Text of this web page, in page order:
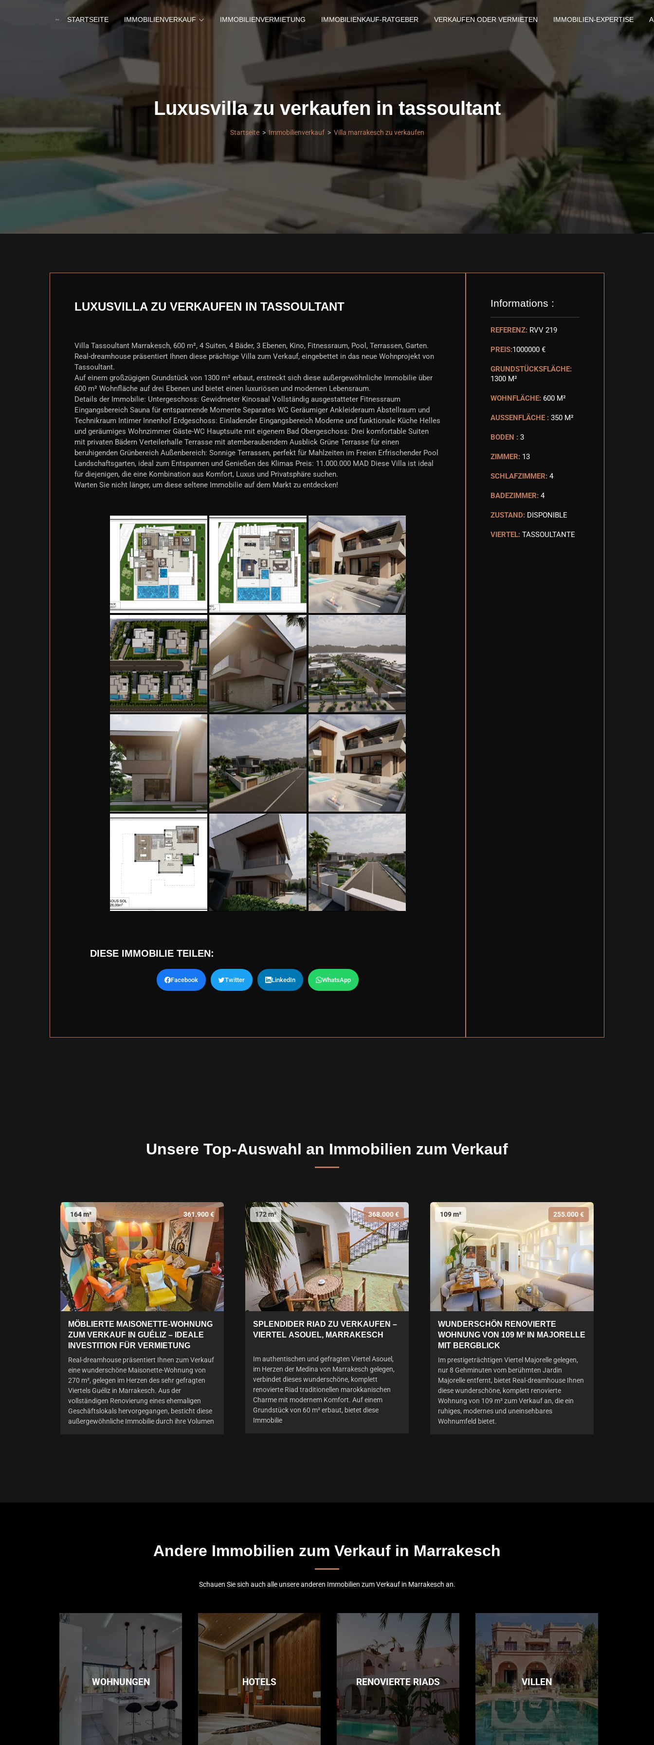
STARTSEITE IMMOBILIENVERKAUF IMMOBILIENVERMIETUNG IMMOBILIENKAUF-RATGEBER VERKAUFEN ODER VERMIETEN IMMOBILIEN-EXPERTISE
Luxusvilla zu verkaufen in tassoultant
Startseite Immobilienverkauf Villa marrakesch zu verkaufen
LUXUSVILLA ZU VERKAUFEN IN TASSOULTANT
Villa Tassoultant Marrakesch, 600 m², 4 Suiten, 4 Bäder, 3 Ebenen, Kino, Fitnessraum, Pool, Terrassen, Garten.
Real-dreamhouse präsentiert Ihnen diese prächtige Villa zum Verkauf, eingebettet in das neue Wohnprojekt von
Tassoultant.
Auf einem großzügigen Grundstück von 1300 m² erbaut, erstreckt sich diese außergewöhnliche Immobilie über
600 m² Wohnfläche auf drei Ebenen und bietet einen luxuriösen und modernen Lebensraum.
Details der Immobilie: Untergeschoss: Gewidmeter Kinosaal Vollständig ausgestatteter Fitnessraum
Eingangsbereich Sauna für entspannende Momente Separates WC Geräumiger Ankleideraum Abstellraum und
Technikraum Intimer Innenhof Erdgeschoss: Einladender Eingangsbereich Moderne und funktionale Küche Helles
und geräumiges Wohnzimmer Gäste-WC Hauptsuite mit eigenem Bad Obergeschoss: Drei komfortable Suiten
mit privaten Bädern Verteilerhalle Terrasse mit atemberaubendem Ausblick Grüne Terrasse für einen
beruhigenden Grünbereich Außenbereich: Sonnige Terrassen, perfekt für Mahlzeiten im Freien Erfrischender Pool
Landschaftsgarten, ideal zum Entspannen und Genießen des Klimas Preis: 11.000.000 MAD Diese Villa ist ideal
für diejenigen, die eine Kombination aus Komfort, Luxus und Privatsphäre suchen.
Warten Sie nicht länger, um diese seltene Immobilie auf dem Markt zu entdecken!
DIESE IMMOBILIE TEILEN:
Facebook Twitter LinkedIn WhatsApp
Informations :
REFERENZ: RVV 219
PREIS:1000000 €
GRUNDSTÜCKSFLÄCHE:
1300 M²
WOHNFLÄCHE: 600 M²
AUSSENFLÄCHE : 350 M²
BODEN : 3
ZIMMER: 13
SCHLAFZIMMER: 4
BADEZIMMER: 4
ZUSTAND: DISPONIBLE
VIERTEL: TASSOULTANTE
Unsere Top-Auswahl an Immobilien zum Verkauf
164 m² 361.900 €
MÖBLIERTE MAISONETTE-WOHNUNG
ZUM VERKAUF IN GUÉLIZ – IDEALE
INVESTITION FÜR VERMIETUNG
Real-dreamhouse präsentiert Ihnen zum Verkauf
eine wunderschöne Maisonette-Wohnung von
270 m², gelegen im Herzen des sehr gefragten
Viertels Guéliz in Marrakesch. Aus der
vollständigen Renovierung eines ehemaligen
Geschäftslokals hervorgegangen, besticht diese
außergewöhnliche Immobilie durch ihre Volumen
172 m² 368.000 €
SPLENDIDER RIAD ZU VERKAUFEN –
VIERTEL ASOUEL, MARRAKESCH
Im authentischen und gefragten Viertel Asouel,
im Herzen der Medina von Marrakesch gelegen,
verbindet dieses wunderschöne, komplett
renovierte Riad traditionellen marokkanischen
Charme mit modernem Komfort. Auf einem
Grundstück von 60 m² erbaut, bietet diese
Immobilie
109 m² 255.000 €
WUNDERSCHÖN RENOVIERTE
WOHNUNG VON 109 M² IN MAJORELLE
MIT BERGBLICK
Im prestigeträchtigen Viertel Majorelle gelegen,
nur 8 Gehminuten vom berühmten Jardin
Majorelle entfernt, bietet Real-dreamhouse Ihnen
diese wunderschöne, komplett renovierte
Wohnung von 109 m² zum Verkauf an, die ein
ruhiges, modernes und uneinsehbares
Wohnumfeld bietet.
Andere Immobilien zum Verkauf in Marrakesch
Schauen Sie sich auch alle unsere anderen Immobilien zum Verkauf in Marrakesch an.
WOHNUNGEN HOTELS RENOVIERTE RIADS VILLEN